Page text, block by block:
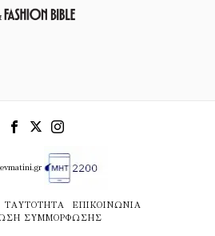
ΤΑΥΤΌΤΗΤΑ
ΕΠΙΚΟΙΝΩΝΊΑ
ΣΥΜΜΌΡΦΩΣΗΣ